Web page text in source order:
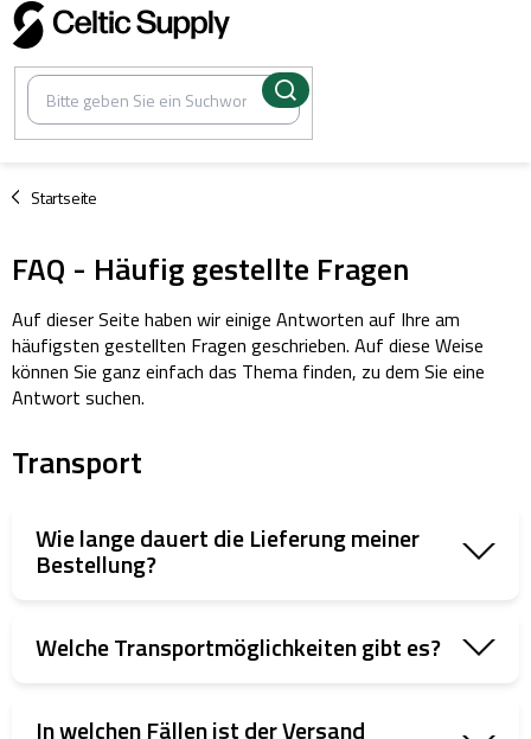
Zum
Inhalt
springen
Startseite
/
FAQ - Häufig gestellte Fragen
Auf dieser Seite haben wir einige Antworten auf Ihre am
häufigsten gestellten Fragen geschrieben. Auf diese Weise
können Sie ganz einfach das Thema finden, zu dem Sie eine
Antwort suchen.
Transport
Wie lange dauert die Lieferung meiner
Bestellung?
Welche Transportmöglichkeiten gibt es?
In welchen Fällen ist der Versand